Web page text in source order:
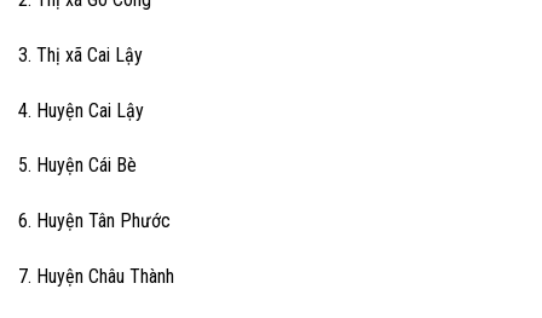
3. Thị xã Cai Lậy
4. Huyện Cai Lậy
5. Huyện Cái Bè
6. Huyện Tân Phước
7. Huyện Châu Thành